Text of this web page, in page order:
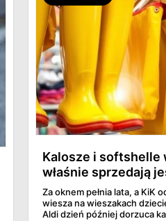
Kalosze i softshelle
właśnie sprzedają
Za oknem pełnia lata, a KiK
wiesza na wieszakach
Aldi dzień później dorzuca